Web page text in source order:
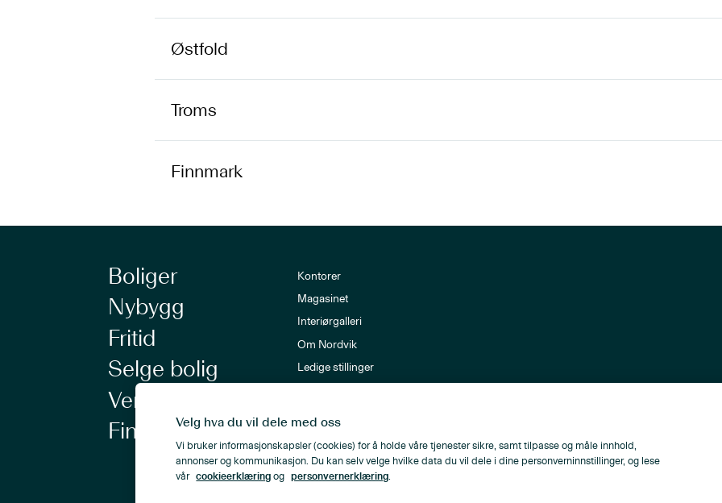
Østfold
Troms
Finnmark
Boliger
Nybygg
Fritid
Selge bolig
Verdivurdering
Finansiering
Kontorer
Magasinet
Interiørgalleri
Om Nordvik
Ledige stillinger
Personvern
Velg hva du vil dele med oss
Vi bruker informasjonskapsler (cookies) for å holde våre tjenester sikre, samt tilpasse og måle innhold,
annonser og kommunikasjon. Du kan selv velge hvilke data du vil dele i dine personverninnstillinger, og lese
vår cookieerklæring og personvernerklæring.